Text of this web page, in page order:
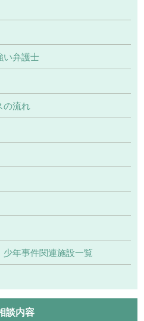
い弁護士
の流れ
年事件関連施設一覧
談内容